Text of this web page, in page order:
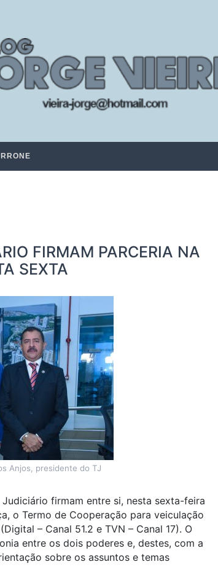
FIRMAM PARCERIA NA
SEXTA
Anjos, presidente do TJ
firmam entre si, nesta sexta-feira
o Termo de Cooperação para veiculação
– Canal 51.2 e TVN – Canal 17). O
entre os dois poderes e, destes, com a
sobre os assuntos e temas